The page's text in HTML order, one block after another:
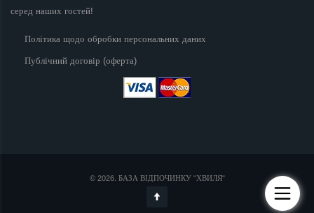
серед наших гостей!
Політика щодо обробки персональних даних
Публічний договір (оферта)
© 2026. БАЗА ВІДПОЧИНКУ "ХВИЛЯ"